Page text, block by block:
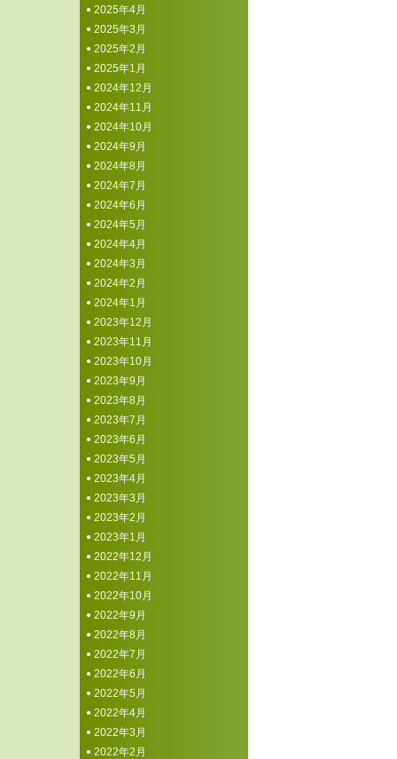
2025年4月
2025年3月
2025年2月
2025年1月
2024年12月
2024年11月
2024年10月
2024年9月
2024年8月
2024年7月
2024年6月
2024年5月
2024年4月
2024年3月
2024年2月
2024年1月
2023年12月
2023年11月
2023年10月
2023年9月
2023年8月
2023年7月
2023年6月
2023年5月
2023年4月
2023年3月
2023年2月
2023年1月
2022年12月
2022年11月
2022年10月
2022年9月
2022年8月
2022年7月
2022年6月
2022年5月
2022年4月
2022年3月
2022年2月